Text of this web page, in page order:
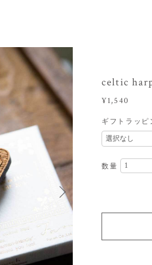
celtic
¥1,540
ギフトラッピ
数量